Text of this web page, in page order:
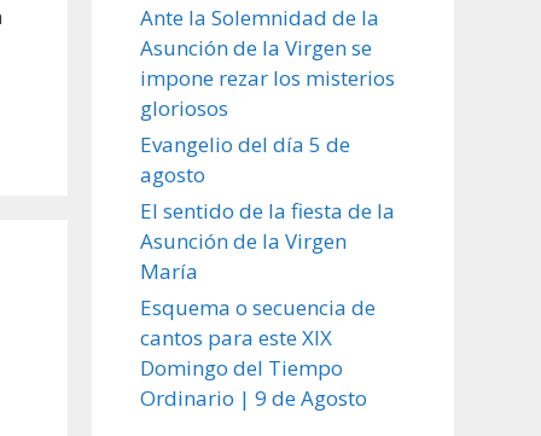
Ante la Solemnidad de la
Asunción de la Virgen se
impone rezar los misterios
gloriosos
Evangelio del día 5 de
agosto
El sentido de la fiesta de la
Asunción de la Virgen
María
Esquema o secuencia de
cantos para este XIX
Domingo del Tiempo
Ordinario | 9 de Agosto